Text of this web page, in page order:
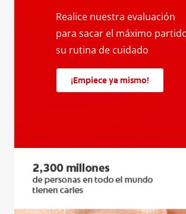
Realice nuestra evaluación
para sacar el máximo
su rutina de cuidado
¡Empiece ya mismo!